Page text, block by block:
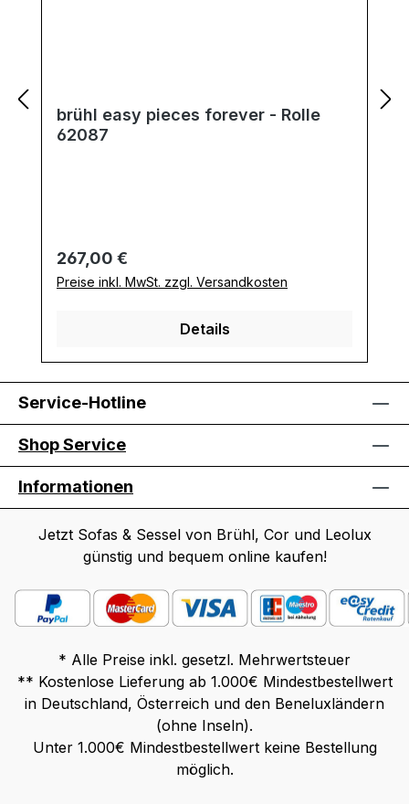
brühl easy pieces forever - Rolle
62087
Regulärer Preis:
267,00 €
Preise inkl. MwSt. zzgl. Versandkosten
Details
Service-Hotline
Shop Service
Informationen
Jetzt Sofas & Sessel von Brühl, Cor und Leolux
günstig und bequem online kaufen!
* Alle Preise inkl. gesetzl. Mehrwertsteuer
** Kostenlose Lieferung ab 1.000€ Mindestbestellwert
in Deutschland, Österreich und den Beneluxländern
(ohne Inseln).
Unter 1.000€ Mindestbestellwert keine Bestellung
möglich.